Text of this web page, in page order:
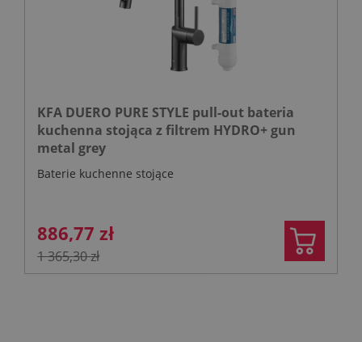
KFA DUERO PURE STYLE pull-out bateria
kuchenna stojąca z filtrem HYDRO+ gun
metal grey
Baterie kuchenne stojące
886,77 zł
1 365,30 zł